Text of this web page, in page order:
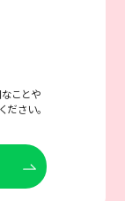
ことや
さい。